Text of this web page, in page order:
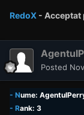
RedoX - Acceptat
Posted
- Nume:
- Rank: 3